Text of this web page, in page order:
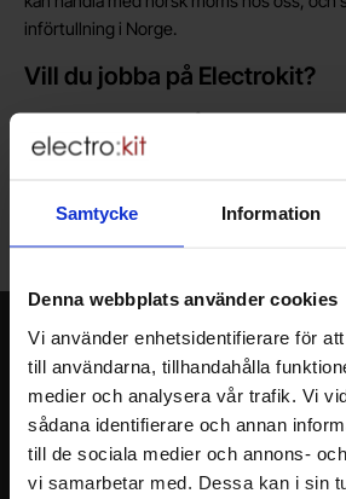
Samtycke Information
Denna webbplats använder cookies
Vi använder enhetsidentifierare för
till användarna, tillhandahålla
medier och analysera vår trafik. Vi
sådana identifierare och annan
till de sociala medier och annons-
vi samarbetar med. Dessa kan i sin
införtullning i Norge.
Vill du jobba på Electrokit?
Läs mer om att jobba på electrokit
Välkommen till vår nya lagerbutik i Malmö.
10-17. För snabbare service, gör en
Nyhetsbrev
Jag önskar erbjudanden, rabatter och
inkorg!
Du kommer att få ca 1 utskick / månad.
Ditt namn